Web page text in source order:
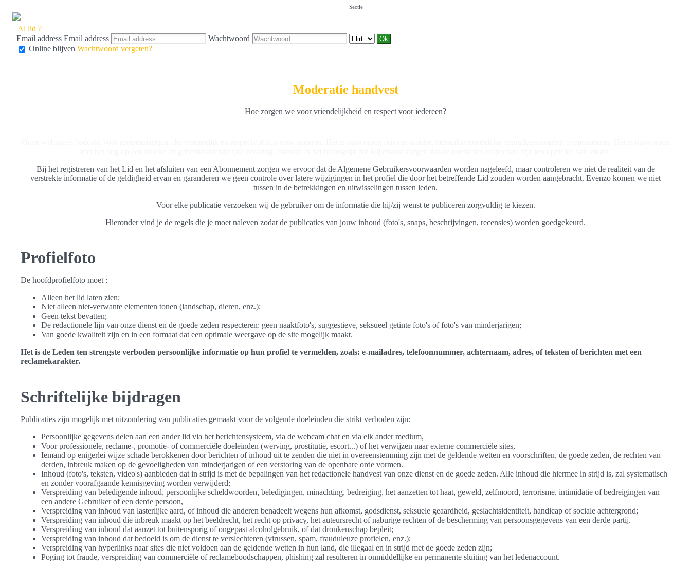
Al lid ?
Email address Email address Wachtwoord
Sectie
Online blijven Wachtwoord vergeten?
Moderatie handvest
Hoe zorgen we voor vriendelijkheid en respect voor iedereen?
Bij het registreren van het Lid en het afsluiten van een Abonnement zorgen we ervoor dat de Algemene Gebruikersvoorwaarden worden nageleefd, maar controleren we niet de realiteit van de
verstrekte informatie of de geldigheid ervan en garanderen we geen controle over latere wijzigingen in het profiel die door het betreffende Lid zouden worden aangebracht. Evenzo komen we niet
tussen in de betrekkingen en uitwisselingen tussen leden.
Voor elke publicatie verzoeken wij de gebruiker om de informatie die hij/zij wenst te publiceren zorgvuldig te kiezen.
Hieronder vind je de regels die je moet naleven zodat de publicaties van jouw inhoud (foto's, snaps, beschrijvingen, recensies) worden goedgekeurd.
Profielfoto
De hoofdprofielfoto moet :
Alleen het lid laten zien;
Niet alleen niet-verwante elementen tonen (landschap, dieren, enz.);
Geen tekst bevatten;
De redactionele lijn van onze dienst en de goede zeden respecteren: geen naaktfoto's, suggestieve, seksueel getinte foto's of foto's van minderjarigen;
Van goede kwaliteit zijn en in een formaat dat een optimale weergave op de site mogelijk maakt.
Het is de Leden ten strengste verboden persoonlijke informatie op hun profiel te vermelden, zoals: e-mailadres, telefoonnummer, achternaam, adres, of teksten of berichten met een
reclamekarakter.
Schriftelijke bijdragen
Publicaties zijn mogelijk met uitzondering van publicaties gemaakt voor de volgende doeleinden die strikt verboden zijn:
Persoonlijke gegevens delen aan een ander lid via het berichtensysteem, via de webcam chat en via elk ander medium,
Voor professionele, reclame-, promotie- of commerciële doeleinden (werving, prostitutie, escort...) of het verwijzen naar externe commerciële sites,
Iemand op enigerlei wijze schade berokkenen door berichten of inhoud uit te zenden die niet in overeenstemming zijn met de geldende wetten en voorschriften, de goede zeden, de rechten van
derden, inbreuk maken op de gevoeligheden van minderjarigen of een verstoring van de openbare orde vormen.
Inhoud (foto's, teksten, video's) aanbieden dat in strijd is met de bepalingen van het redactionele handvest van onze dienst en de goede zeden. Alle inhoud die hiermee in strijd is, zal systematisch
en zonder voorafgaande kennisgeving worden verwijderd;
Verspreiding van beledigende inhoud, persoonlijke scheldwoorden, beledigingen, minachting, bedreiging, het aanzetten tot haat, geweld, zelfmoord, terrorisme, intimidatie of bedreigingen van
een andere Gebruiker of een derde persoon,
Verspreiding van inhoud van lasterlijke aard, of inhoud die anderen benadeelt wegens hun afkomst, godsdienst, seksuele geaardheid, geslachtsidentiteit, handicap of sociale achtergrond;
Verspreiding van inhoud die inbreuk maakt op het beeldrecht, het recht op privacy, het auteursrecht of naburige rechten of de bescherming van persoonsgegevens van een derde partij.
Verspreiding van inhoud dat aanzet tot buitensporig of ongepast alcoholgebruik, of dat dronkenschap bepleit;
Verspreiding van inhoud dat bedoeld is om de dienst te verslechteren (virussen, spam, frauduleuze profielen, enz.);
Verspreiding van hyperlinks naar sites die niet voldoen aan de geldende wetten in hun land, die illegaal en in strijd met de goede zeden zijn;
Poging tot fraude, verspreiding van commerciële of reclameboodschappen, phishing zal resulteren in onmiddellijke en permanente sluiting van het ledenaccount.